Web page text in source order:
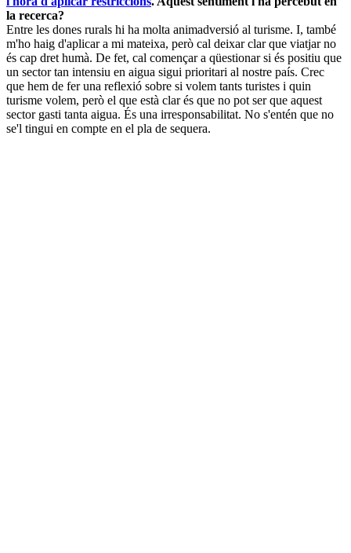
la recerca?
Entre les dones rurals hi ha molta animadversió al turisme. I, també
m'ho haig d'aplicar a mi mateixa, però cal deixar clar que viatjar no
és cap dret humà. De fet, cal començar a qüestionar si és positiu que
un sector tan intensiu en aigua sigui prioritari al nostre país. Crec
que hem de fer una reflexió sobre si volem tants turistes i quin
turisme volem, però el que està clar és que no pot ser que aquest
sector gasti tanta aigua. És una irresponsabilitat. No s'entén que no
se'l tingui en compte en el pla de sequera.